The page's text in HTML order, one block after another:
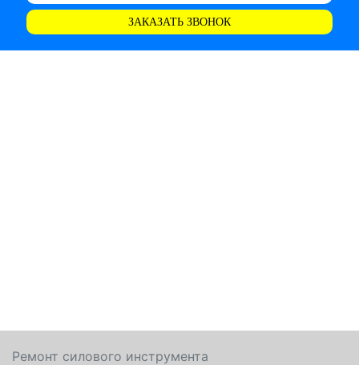
ЗАКАЗАТЬ ЗВОНОК
Ремонт силового инструмента